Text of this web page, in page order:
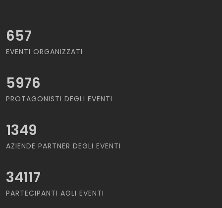
657
EVENTI ORGANIZZATI
5976
PROTAGONISTI DEGLI EVENTI
1349
AZIENDE PARTNER DEGLI EVENTI
34117
PARTECIPANTI AGLI EVENTI